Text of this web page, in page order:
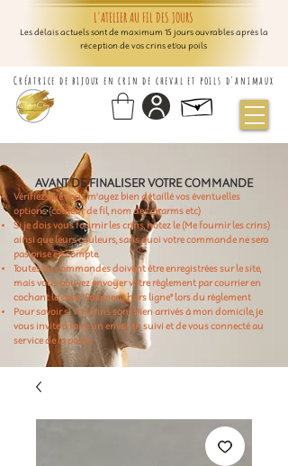
L'ATELIER AU FIL DES JOURS
Les délais actuels sont de maximum 15 jours ouvrables après la
réception de vos crins et/ou poils
Créatrice de bijoux en crin de cheval et poils d'animaux
AVANT DE FINALISER VOTRE COMMANDE
Vérifiez que vous m'ayez bien détaillé vos éventuelles
options (couleur de fil, nom des charms etc)
Si je dois vous fournir les crins, notez le (Me fournir les crins)
ainsi que leurs couleurs, sans quoi votre commande ne sera
pas prise en compte.
Toutes les commandes doivent être enregistrées sur le site,
mais vous pouvez envoyer votre règlement par courrier en
cochant la case "Paiement hors ligne" lors du règlement
Pour savoir si vos crins sont bien arrivés à mon domicile, je
vous invite à faire un envoi en suivi et de vous connecté au
service de la poste.